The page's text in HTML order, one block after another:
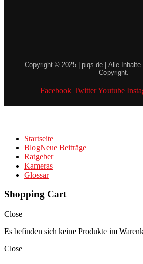
Copyright © 2025 | piqs.de | Alle Inhalte
Copyright.
Facebook Twitter Youtube
Startseite
BlogNeue Beiträge
Ratgeber
Kameras
Glossar
Shopping Cart
Close
Es befinden sich keine Produkte im
Close